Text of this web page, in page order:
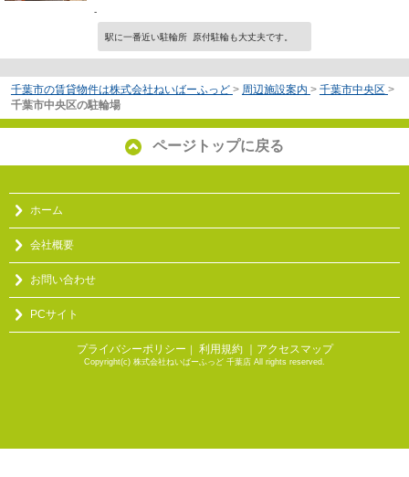
-
駅に一番近い駐輪所 原付駐輪も大丈夫です。
千葉市の賃貸物件は株式会社ねいばーふっど > 周辺施設案内 > 千葉市中央区 >
千葉市中央区の駐輪場
ページトップに戻る
ホーム
会社概要
お問い合わせ
PCサイト
プライバシーポリシー ｜ 利用規約 ｜アクセスマップ
Copyright(c) 株式会社ねいばーふっど 千葉店 All rights reserved.